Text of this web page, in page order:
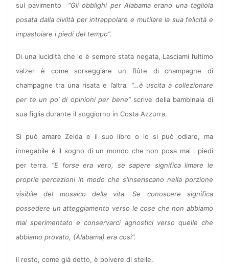
sul pavimento “Gli obblighi per Alabama erano una tagliola
posata dalla civiltà per intrappolare e mutilare la sua felicità e
impastoiare i piedi del tempo”.
Di una lucidità che le è sempre stata negata, Lasciami l’ultimo
valzer è come sorseggiare un flûte di champagne di
champagne tra una risata e l’altra. “…è uscita a collezionare
per te un po’ di opinioni per bene” scrive della bambinaia di
sua figlia durante il soggiorno in Costa Azzurra.
Si può amare Zelda e il suo libro o lo si può odiare, ma
innegabile è il sogno di un mondo che non posa mai i piedi
per terra. “E forse era vero, se sapere significa limare le
proprie percezioni in modo che s'inseriscano nella porzione
visibile del mosaico della vita. Se conoscere significa
possedere un atteggiamento verso le cose che non abbiamo
mai sperimentato e conservarci agnostici verso quelle che
abbiamo provato, (Alabama) era così”.
Il resto, come già detto, è polvere di stelle.